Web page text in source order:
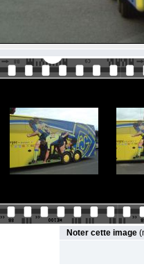
Noter cette image